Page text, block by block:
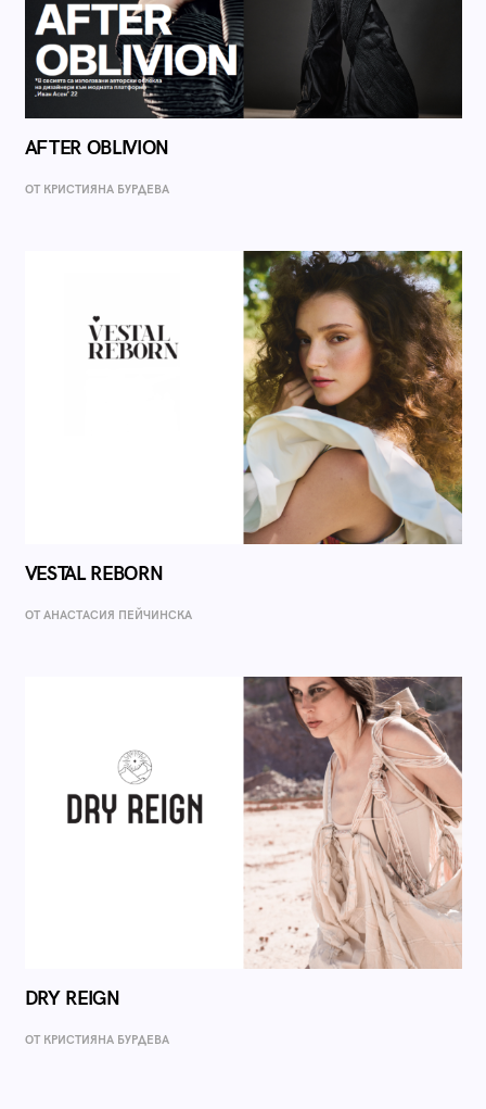
AFTER OBLIVION
ОТ КРИСТИЯНА БУРДЕВА
VESTAL REBORN
ОТ AНАСТАСИЯ ПЕЙЧИНСКА
DRY REIGN
ОТ КРИСТИЯНА БУРДЕВА